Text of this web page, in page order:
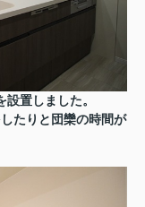
置しました。
たりと団欒の時間が